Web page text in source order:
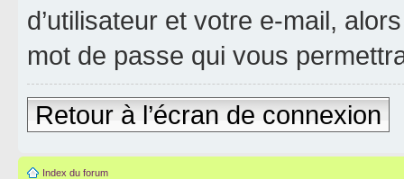
d’utilisateur et votre e-mail,
mot de passe qui vous
Retour à l’écran de connexion
Index du forum